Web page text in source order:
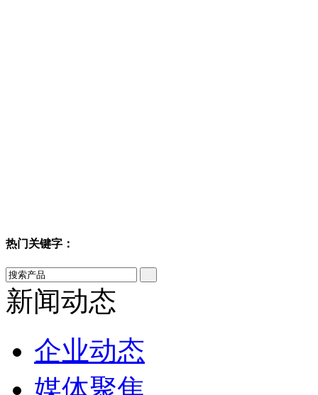
热门关键字：
新闻动态
企业动态